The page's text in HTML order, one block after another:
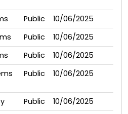
Public
10/06/2025
Public
10/06/2025
Public
10/06/2025
Public 10/06/2025
Public
10/06/2025